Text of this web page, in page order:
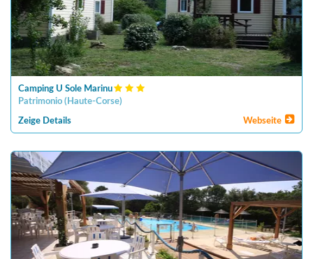
Camping U Sole Marinu
Patrimonio ( Haute-Corse)
Zeige Details Webseite